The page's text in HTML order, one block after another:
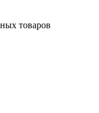
товаров